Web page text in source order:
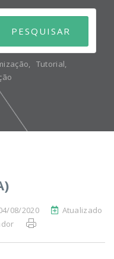
, Tutorial,
08/2020
Atualizado